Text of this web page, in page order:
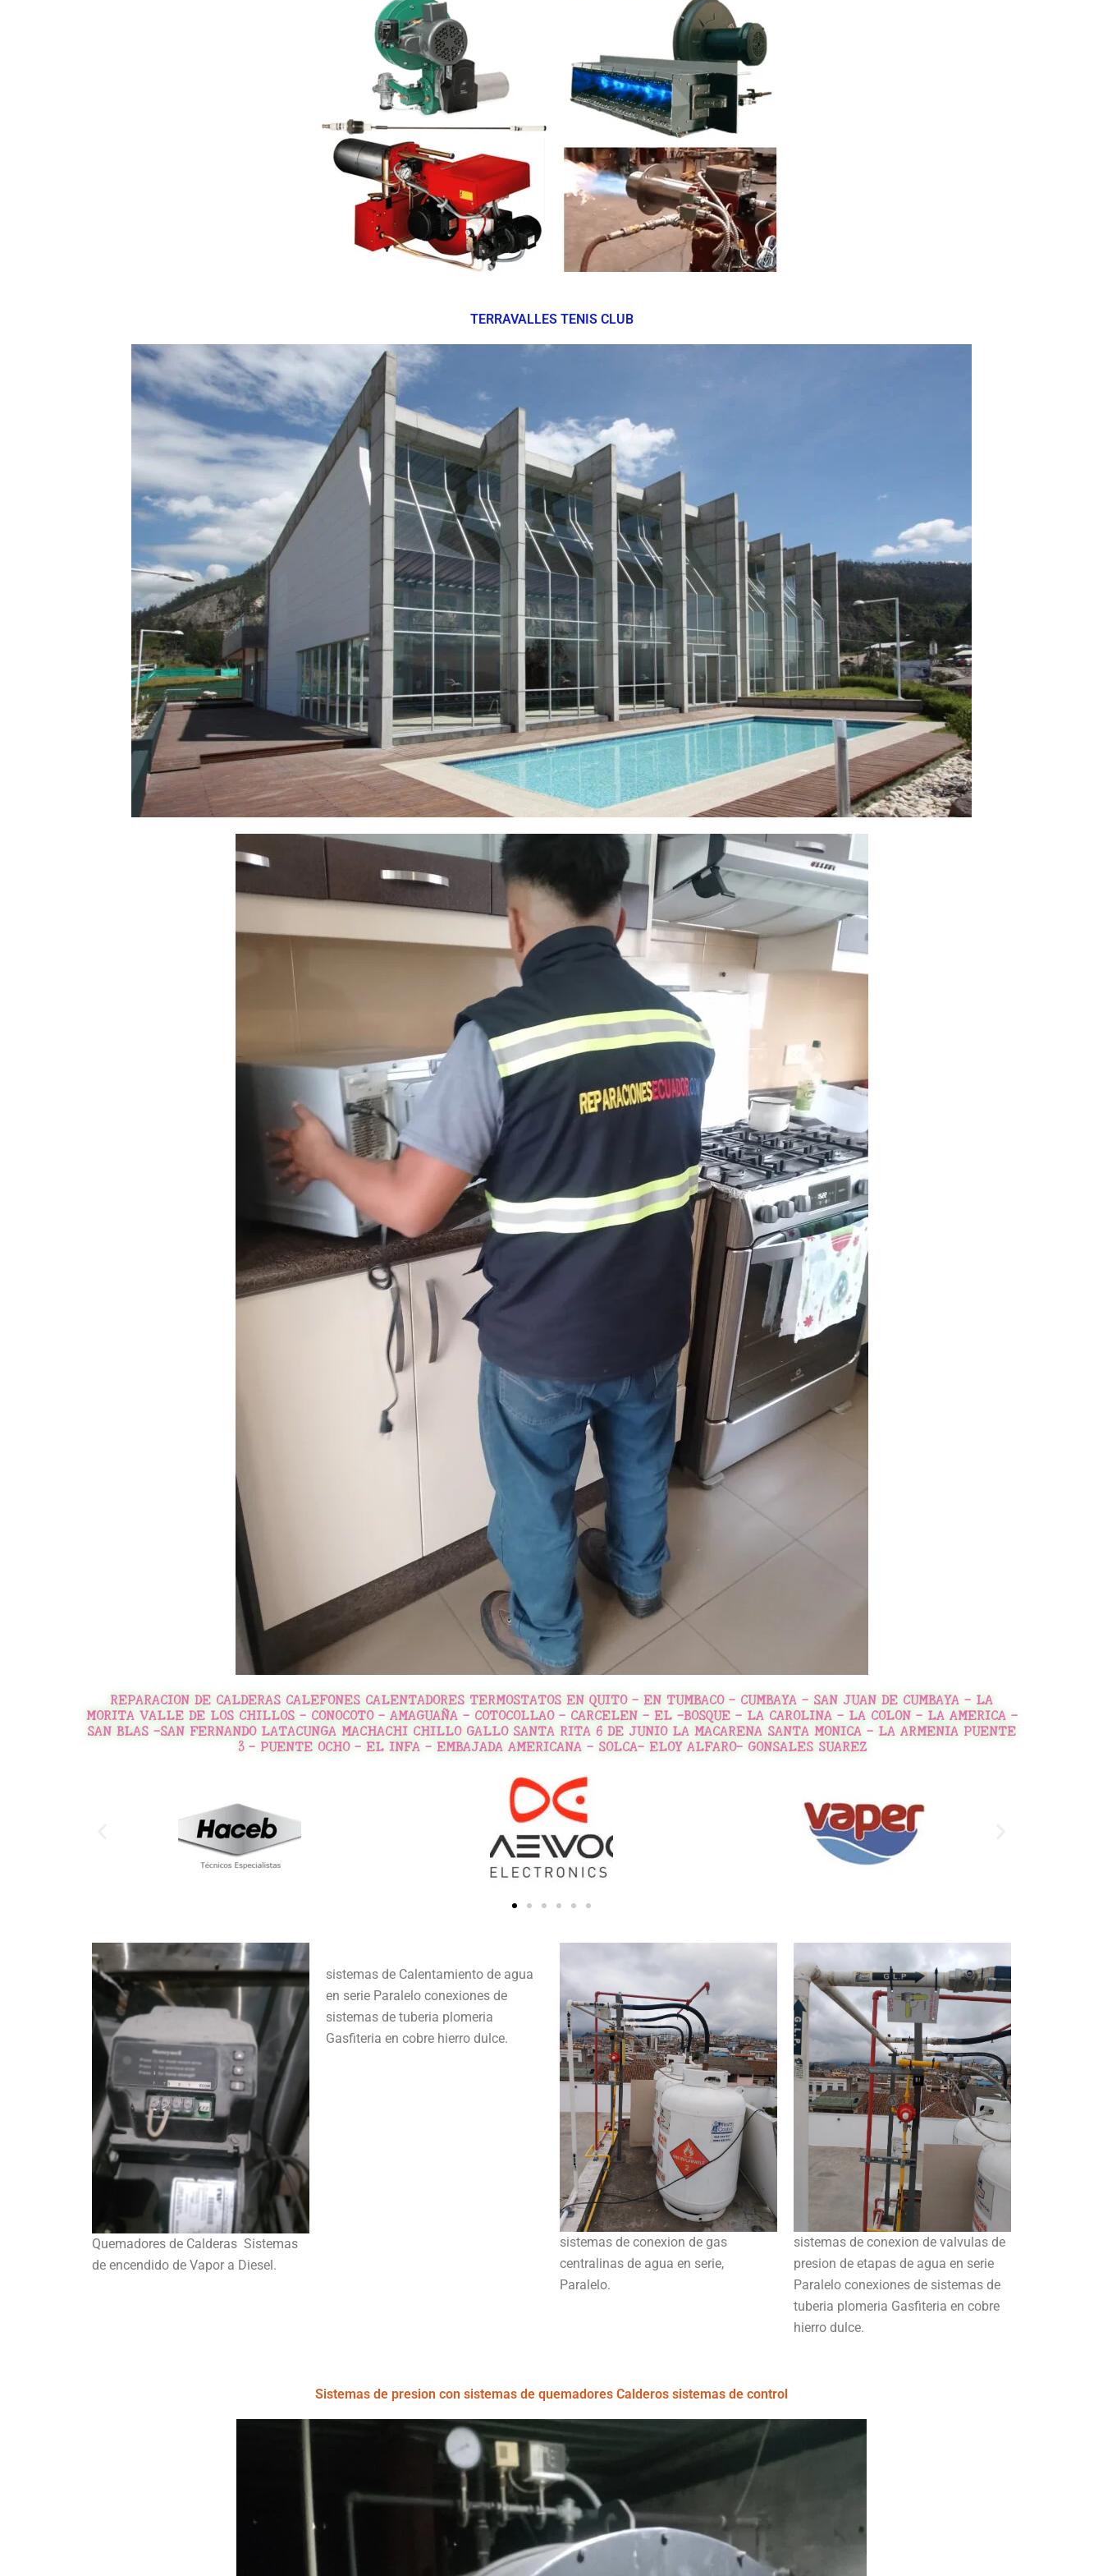
TERRAVALLES TENIS CLUB
REPARACION DE CALDERAS CALEFONES CALENTADORES TERMOSTATOS EN QUITO - EN TUMBACO - CUMBAYA - SAN JUAN DE CUMBAYA - LA
MORITA VALLE DE LOS CHILLOS - CONOCOTO - AMAGUAÑA - COTOCOLLAO - CARCELEN - EL -BOSQUE - LA CAROLINA - LA COLON - LA AMERICA -
SAN BLAS -SAN FERNANDO LATACUNGA MACHACHI CHILLO GALLO SANTA RITA 6 DE JUNIO LA MACARENA SANTA MONICA - LA ARMENIA PUENTE
3 - PUENTE OCHO - EL INFA - EMBAJADA AMERICANA - SOLCA- ELOY ALFARO- GONSALES SUAREZ
Quemadores de Calderas Sistemas
de encendido de Vapor a Diesel.
sistemas de Calentamiento de agua
en serie Paralelo conexiones de
sistemas de tuberia plomeria
Gasfiteria en cobre hierro dulce.
sistemas de conexion de gas
centralinas de agua en serie,
Paralelo.
sistemas de conexion de valvulas de
presion de etapas de agua en serie
Paralelo conexiones de sistemas de
tuberia plomeria Gasfiteria en cobre
hierro dulce.
Sistemas de presion con sistemas de quemadores Calderos sistemas de control